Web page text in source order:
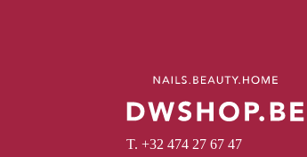
T. +32 474 27 67 47